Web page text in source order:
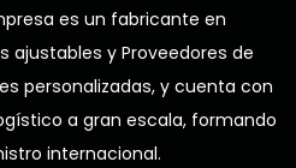
es un fabricante en
ajustables y Proveedores de
personalizadas, y cuenta con
a gran escala, formando
internacional.